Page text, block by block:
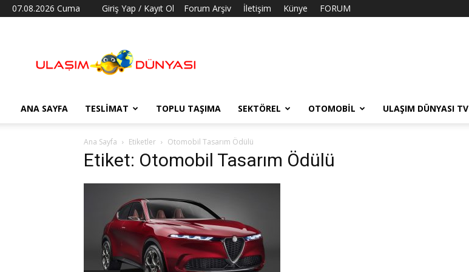
07.08.2026 Cuma Giriş Yap / Kayıt Ol Forum Arşiv İletişim Künye FORUM
Dünyası
ANA SAYFA TESLIMAT TOPLU TAŞIMA SEKTÖREL OTOMOBIL ULAŞIM DÜNYASI TV
Ana Sayfa Etiketler Otomobil Tasarım Ödülü
Etiket: Otomobil Tasarım Ödülü